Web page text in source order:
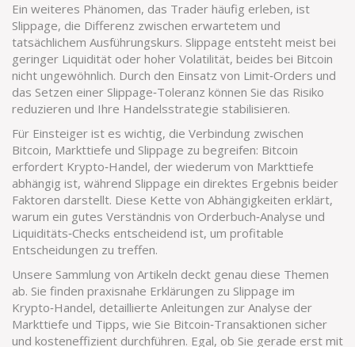
Ein weiteres Phänomen, das Trader häufig erleben, ist
Slippage, die Differenz zwischen erwartetem und
tatsächlichem Ausführungskurs. Slippage entsteht meist bei
geringer Liquidität oder hoher Volatilität, beides bei Bitcoin
nicht ungewöhnlich. Durch den Einsatz von Limit‑Orders und
das Setzen einer Slippage‑Toleranz können Sie das Risiko
reduzieren und Ihre Handelsstrategie stabilisieren.
Für Einsteiger ist es wichtig, die Verbindung zwischen
Bitcoin, Markttiefe und Slippage zu begreifen: Bitcoin
erfordert Krypto‑Handel, der wiederum von Markttiefe
abhängig ist, während Slippage ein direktes Ergebnis beider
Faktoren darstellt. Diese Kette von Abhängigkeiten erklärt,
warum ein gutes Verständnis von Orderbuch‑Analyse und
Liquiditäts‑Checks entscheidend ist, um profitable
Entscheidungen zu treffen.
Unsere Sammlung von Artikeln deckt genau diese Themen
ab. Sie finden praxisnahe Erklärungen zu Slippage im
Krypto‑Handel, detaillierte Anleitungen zur Analyse der
Markttiefe und Tipps, wie Sie Bitcoin‑Transaktionen sicher
und kosteneffizient durchführen. Egal, ob Sie gerade erst mit